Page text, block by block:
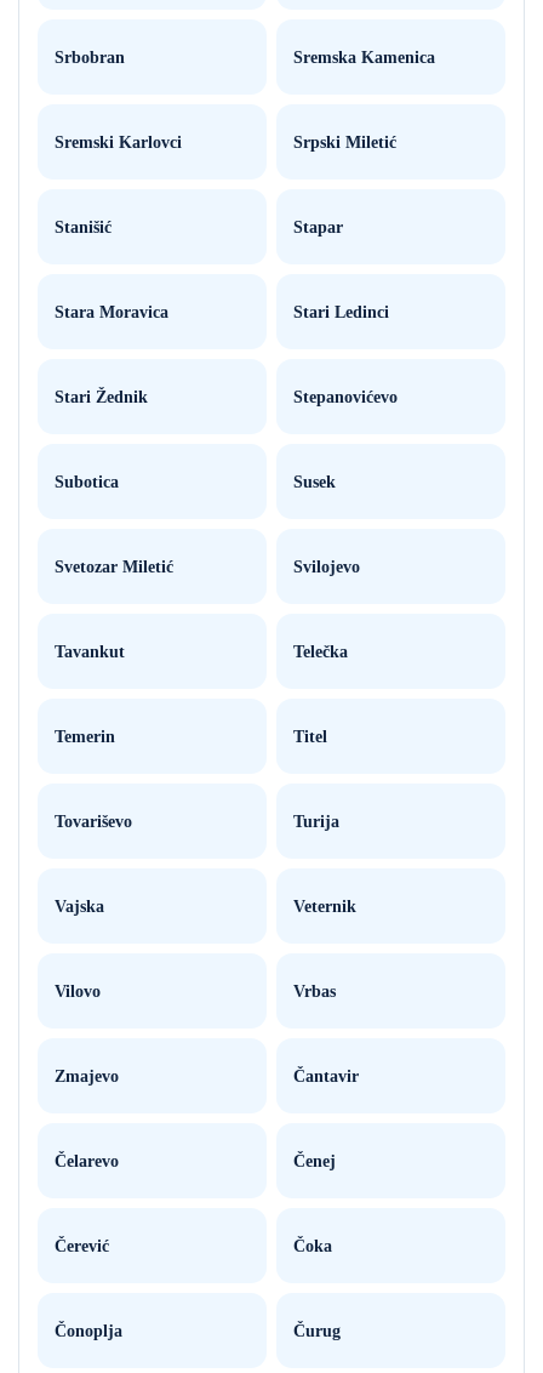
Srbobran Sremska Kamenica
Sremski Karlovci Srpski Miletić
Stanišić Stapar
Stara Moravica Stari Ledinci
Stari Žednik Stepanovićevo
Subotica Susek
Svetozar Miletić Svilojevo
Tavankut Telečka
Temerin Titel
Tovariševo Turija
Vajska Veternik
Vilovo Vrbas
Zmajevo Čantavir
Čelarevo Čenej
Čerević Čoka
Čonoplja Čurug